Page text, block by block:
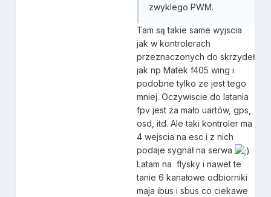
zwyklego PWM.
Tam są takie same wyjscia
jak w kontrolerach
przeznaczonych do skrzydeł
jak np Matek f405 wing i
podobne tylko ze jest tego
mniej. Oczywiscie do latania
fpv jest za mało uartów, gps,
osd, itd. Ale taki kontroler ma
4 wejscia na esc i z nich
podaje sygnał na serwa
Latam na flysky i nawet te
tanie 6 kanałowe odbiorniki
maja ibus i sbus co ciekawe